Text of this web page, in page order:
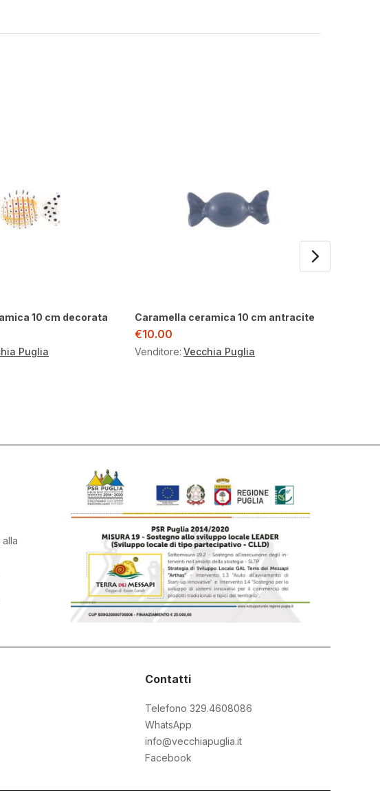
10 cm decorata
Puglia
Caramella ceramica 10 cm antracite
€10.00
Venditore: Vecchia Puglia
Contatti
Telefono 329.4608086
WhatsApp
info@vecchiapuglia.it
Facebook